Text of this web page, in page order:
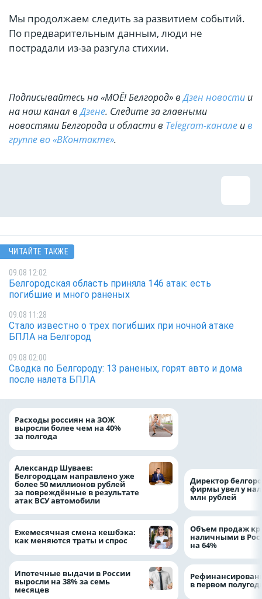
Мы продолжаем следить за развитием событий.
По предварительным данным, люди не
пострадали из-за разгула стихии.
Подписывайтесь на «МОЁ! Белгород» вДзен новости и
на наш канал вДзене. Cледите за главными
новостями Белгорода и области в Telegram-канале ив
группе во «ВКонтакте».
ЧИТАЙТЕ ТАКЖЕ
09.08 12:02
Белгородская область приняла 146 атак: есть
погибшие и много раненых
09.08 11:28
Стало известно о трех погибших при ночной атаке
БПЛА на Белгород
09.08 02:00
Сводка по Белгороду: 13 раненых, горят авто и дома
после налета БПЛА
Расходы россиян на ЗОЖ
выросли более чем на 40%
за полгода
Александр Шуваев:
Белгородцам направлено уже
более 50 миллионов рублей
за повреждённые в результате
атак ВСУ автомобили
Ежемесячная смена кешбэка:
как меняются траты и спрос
Ипотечные выдачи в России
выросли на 38% за семь
месяцев
Директор
фирмы увел у
млн рублей
Объем продаж
наличными в
на 64%
в первом